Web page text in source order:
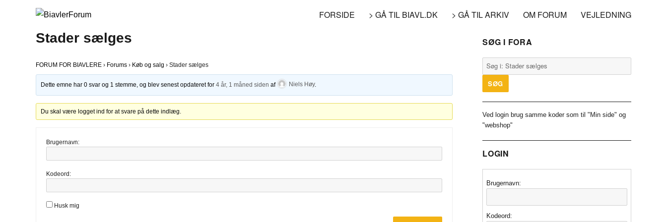
FORSIDE > GÅ TIL BIAVL.DK > GÅ TIL ARKIV OM FORUM VEJLEDNING
Stader sælges
FORUM FOR BIAVLERE › Forums › Køb og salg › Stader sælges
Dette emne har 0 svar og 1 stemme, og blev senest opdateret for4 år, 1 måned siden af Niels Høy.
Du skal være logget ind for at svare på dette indlæg.
Brugernavn:
Kodeord:
Husk mig
SØG I FORA
Ved login brug samme koder som til "Min side" og
"webshop"
LOGIN
Brugernavn:
Kodeord: